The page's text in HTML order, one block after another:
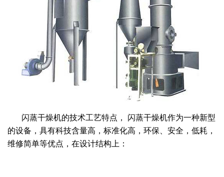
喷雾干燥机系列
带式干燥焙烧系列
真空干燥系列
圆盘干燥机系列
载体干燥系列
滚筒干燥系列
环保行业
化工行业
质量监督技术中心
行业新闻
技术专栏
常见问题
全球契约组织成员
公共责任
节能环保
社会责任报告
社会责任
绿色工厂
绿色供应链
联系我们
闪蒸干燥机的技术工艺特点， 闪蒸干燥机作为一种新型
的设备，具有科技含量高，标准化高，环保、安全，低耗，
维修简单等优点，在设计结构上：